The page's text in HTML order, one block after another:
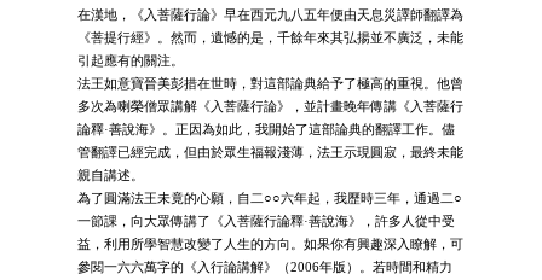
在漢地，《入菩薩行論》早在西元九八五年便由天息災譯師翻譯為
《菩提行經》。然而，遺憾的是，千餘年來其弘揚並不廣泛，未能
引起應有的關注。
法王如意寶晉美彭措在世時，對這部論典給予了極高的重視。他曾
多次為喇榮僧眾講解《入菩薩行論》，並計畫晚年傳講《入菩薩行
論釋·善說海》。正因為如此，我開始了這部論典的翻譯工作。儘
管翻譯已經完成，但由於眾生福報淺薄，法王示現圓寂，最終未能
親自講述。
為了圓滿法王未竟的心願，自二○○六年起，我歷時三年，通過二○
一節課，向大眾傳講了《入菩薩行論釋·善說海》，許多人從中受
益，利用所學智慧改變了人生的方向。如果你有興趣深入瞭解，可
參閱一六六萬字的《入行論講解》（2006年版）。若時間和精力